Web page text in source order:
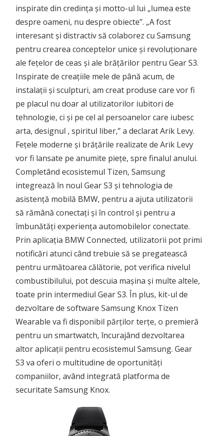
inspirate din credința și motto-ul lui „lumea este
despre oameni, nu despre obiecte”. „A fost
interesant și distractiv să colaborez cu Samsung
pentru crearea conceptelor unice și revoluționare
ale fețelor de ceas și ale brățărilor pentru Gear S3.
Inspirate de creațiile mele de până acum, de
instalații și sculpturi, am creat produse care vor fi
pe placul nu doar al utilizatorilor iubitori de
tehnologie, ci și pe cel al persoanelor care iubesc
arta, designul , spiritul liber,” a declarat Arik Levy.
Fețele moderne și brățările realizate de Arik Levy
vor fi lansate pe anumite piețe, spre finalul anului.
Completând ecosistemul Tizen, Samsung
integrează în noul Gear S3 și tehnologia de
asistență mobilă BMW, pentru a ajuta utilizatorii
să rămână conectați și în control și pentru a
îmbunătăți experiența automobilelor conectate.
Prin aplicația BMW Connected, utilizatorii pot primi
notificări atunci când trebuie să se pregatească
pentru următoarea călătorie, pot verifica nivelul
combustibilului, pot descuia mașina și multe altele,
toate prin intermediul Gear S3. În plus, kit-ul de
dezvoltare de software Samsung Knox Tizen
Wearable va fi disponibil părților terțe, o premieră
pentru un smartwatch, încurajând dezvoltarea
altor aplicații pentru ecosistemul Samsung. Gear
S3 va oferi o multitudine de oportunități
companiilor, având integrată platforma de
securitate Samsung Knox.